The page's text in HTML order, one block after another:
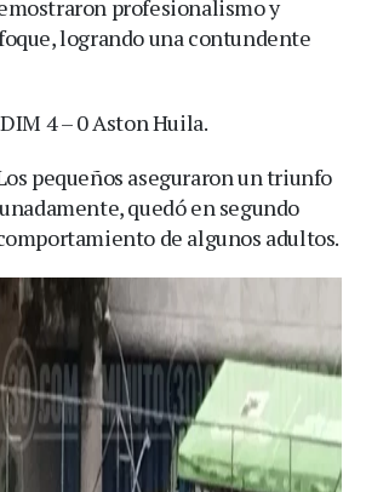
profesionalismo y
logrando una contundente
4 – 0 Aston Huila.
pequeños aseguraron un triunfo
quedó en segundo
de algunos adultos.